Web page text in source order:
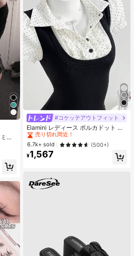
ソ
ィ
ル
#コケッテアウトフィット
Elamini レディース ポルカドット パ
ッチワーク レーストリム 配色 ウエ
スト ショートスリーブ トップス 夏
用
#2 ベストセラー
夜遊び 女性用ブラウス
売り切れ間近！
#2 ベストセラー
売り切れ間近！
#2 ベストセラー
売り切れ間近！
#2 ベストセラー
6.7k+ sold (500+)
¥1,567